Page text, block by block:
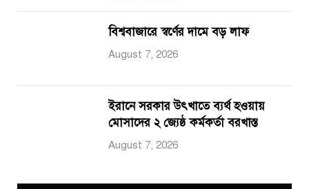
বিশ্ববাজারে স্বর্ণের দামে বড় লাফ
August 7, 2026
ইরানে সরকার উৎখাতে ব্যর্থ হওয়ায়
মোসাদের ২ জ্যেষ্ঠ কর্মকর্তা বরখাস্ত
August 7, 2026